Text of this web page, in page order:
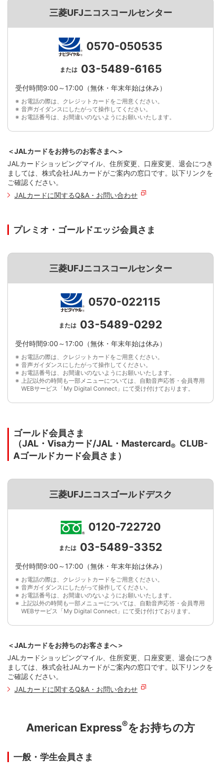
三菱UFJニコスコールセンター
0570-050535
または 03-5489-6165
受付時間9:00～17:00（無休・年末年始は休み）
お電話の際は、クレジットカードをご用意ください。
音声ガイダンスにしたがって操作してください。
お電話番号は、お間違いのないようにお願いいたします。
＜JALカードをお持ちのお客さまへ＞
JALカードショッピングマイル、住所変更、口座変更、退会につき
ましては、株式会社JALカードがご案内の窓口です。以下リンクを
ご確認ください。
JALカードに関するQ&A・お問い合わせ
プレミオ・ゴールドエッジ会員さま
三菱UFJニコスコールセンター
0570-022115
または 03-5489-0292
受付時間9:00～17:00（無休・年末年始は休み）
お電話の際は、クレジットカードをご用意ください。
音声ガイダンスにしたがって操作してください。
お電話番号は、お間違いのないようにお願いいたします。
上記以外の時間も一部メニューについては、自動音声応答・会員専用
WEBサービス「My Digital Connect」にて受け付けております。
ゴールド会員さま
（JAL・Visaカード/JAL・Mastercard®CLUB-
Aゴールドカード会員さま）
三菱UFJニコスゴールドデスク
0120-722720
または 03-5489-3352
受付時間9:00～17:00（無休・年末年始は休み）
お電話の際は、クレジットカードをご用意ください。
音声ガイダンスにしたがって操作してください。
お電話番号は、お間違いのないようにお願いいたします。
上記以外の時間も一部メニューについては、自動音声応答・会員専用
WEBサービス「My Digital Connect」にて受け付けております。
＜JALカードをお持ちのお客さまへ＞
JALカードショッピングマイル、住所変更、口座変更、退会につき
ましては、株式会社JALカードがご案内の窓口です。以下リンクを
ご確認ください。
JALカードに関するQ&A・お問い合わせ
American Express®をお持ちの方
一般・学生会員さま